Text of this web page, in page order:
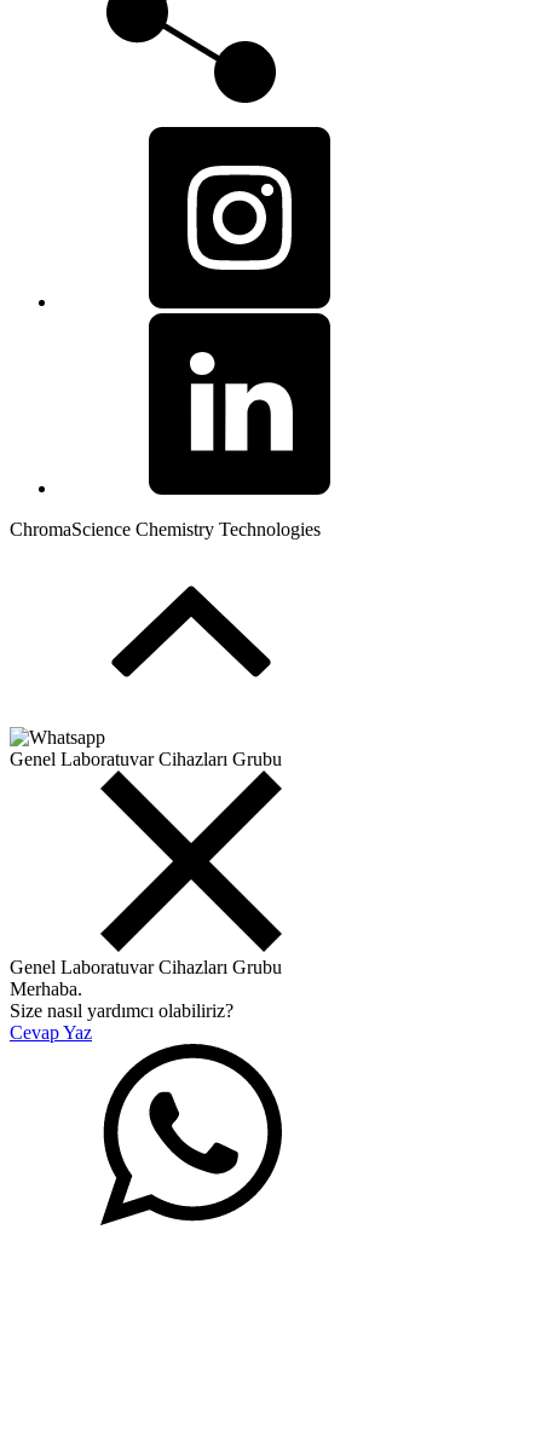
ChromaScience Chemistry Technologies
Genel Laboratuvar Cihazları Grubu
Genel Laboratuvar Cihazları Grubu
Merhaba.
Size nasıl yardımcı olabiliriz?
Cevap Yaz